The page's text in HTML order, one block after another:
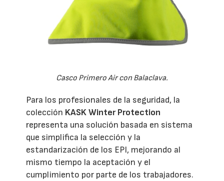
Casco Primero Air con Balaclava.
Para los profesionales de la seguridad, la
colección KASK Winter Protection
representa una solución basada en sistema
que simplifica la selección y la
estandarización de los EPI, mejorando al
mismo tiempo la aceptación y el
cumplimiento por parte de los trabajadores.